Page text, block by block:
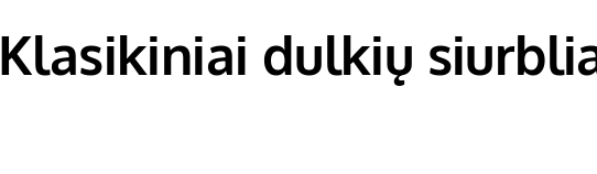
Klasikiniai dulkių